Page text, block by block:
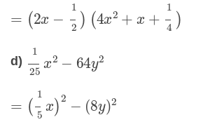
2x ( 4 2+ x 1
d) 125 x 64 y2
1 5x 2− y)